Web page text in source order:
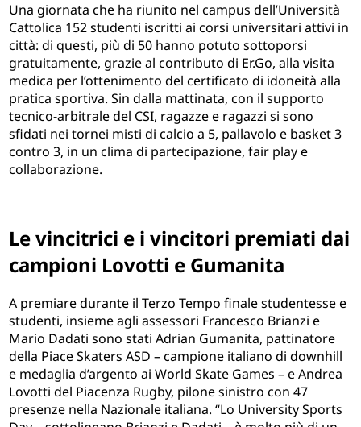
Una giornata che ha riunito nel campus dell’Università
Cattolica 152 studenti iscritti ai corsi universitari attivi in
città: di questi, più di 50 hanno potuto sottoporsi
gratuitamente, grazie al contributo di Er.Go, alla visita
medica per l’ottenimento del certificato di idoneità alla
pratica sportiva. Sin dalla mattinata, con il supporto
tecnico-arbitrale del CSI, ragazze e ragazzi si sono
sfidati nei tornei misti di calcio a 5, pallavolo e basket 3
contro 3, in un clima di partecipazione, fair play e
collaborazione.
Le vincitrici e i vincitori premiati dai
campioni Lovotti e Gumanita
A premiare durante il Terzo Tempo finale studentesse e
studenti, insieme agli assessori Francesco Brianzi e
Mario Dadati sono stati Adrian Gumanita, pattinatore
della Piace Skaters ASD – campione italiano di downhill
e medaglia d’argento ai World Skate Games – e Andrea
Lovotti del Piacenza Rugby, pilone sinistro con 47
presenze nella Nazionale italiana. “Lo University Sports